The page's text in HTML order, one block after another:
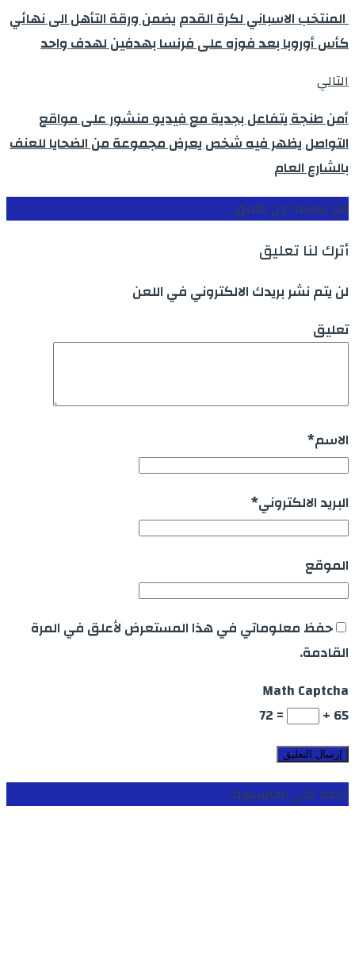
المنتخب الاسباني لكرة القدم يضمن ورقة التأهل الى نهائي
كأس أوروبا بعد فوزه على فرنسا بهدفين لهدف واحد
التالي
أمن طنجة يتفاعل بجدية مع فيديو منشور على مواقع
التواصل يظهر فيه شخص يعرض مجموعة من الضحايا للعنف
بالشارع العام
قم بكتابة اول تعليق
أترك لنا تعليق
لن يتم نشر بريدك الالكتروني في اللعن
تعليق
الاسم*
البريد الالكتروني*
الموقع
حفظ معلوماتي في هذا المستعرض لأعلق في المرة
القادمة.
Math Captcha
65 +
= 72
تابعنا على الفايسبوك